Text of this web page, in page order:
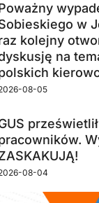
w
kolejny
na
08-05
08-04